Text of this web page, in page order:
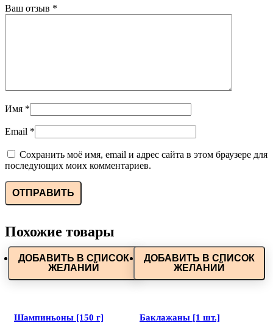
Ваш отзыв *
Имя *
Email *
Сохранить моё имя, email и адрес сайта в этом браузере для
последующих моих комментариев.
Похожие товары
ДОБАВИТЬ В СПИСОК
ЖЕЛАНИЙ
Шампиньоны [150 г]
ДОБАВИТЬ В СПИСОК
ЖЕЛАНИЙ
Баклажаны [1 шт.]